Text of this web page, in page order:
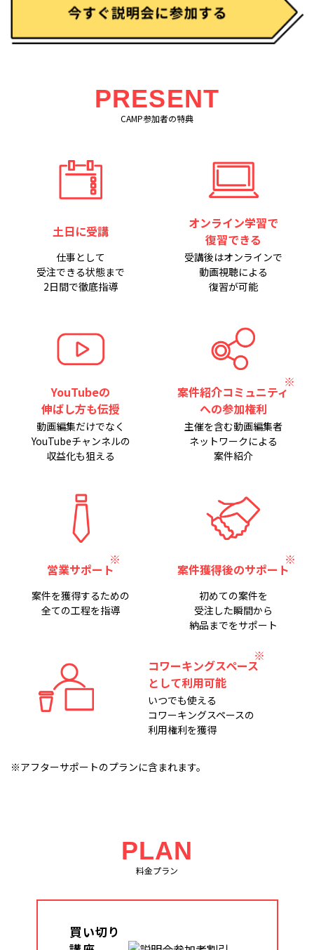
PRESENT
CAMP参加者の特典
土日に受講
仕事として
受注できる状態まで
2日間で徹底指導
オンライン学習で
復習できる
受講後はオンラインで
動画視聴による
復習が可能
YouTubeの
伸ばし方も伝授
動画編集だけでなく
YouTubeチャンネルの
収益化も狙える
案件紹介コミュニティ
への参加権利
主催を含む動画編集者
ネットワークによる
案件紹介
営業サポート
案件を獲得するための
全ての工程を指導
案件獲得後のサポート
初めての案件を
受注した瞬間から
納品までをサポート
コワーキングスペース
として利用可能
いつでも使える
コワーキングスペースの
利用権利を獲得
※アフターサポートのプランに含まれます。
PLAN
料金プラン
買い切り